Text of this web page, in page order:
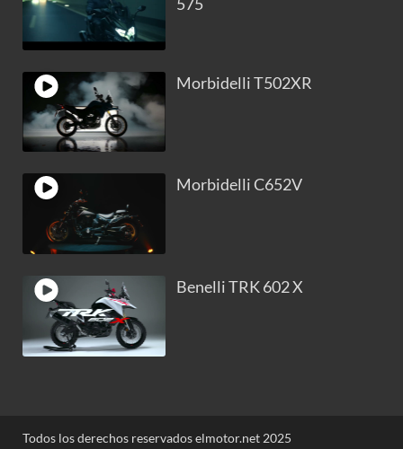
575
Morbidelli T502XR
Morbidelli C652V
Benelli TRK 602 X
Todos los derechos reservados elmotor.net 2025